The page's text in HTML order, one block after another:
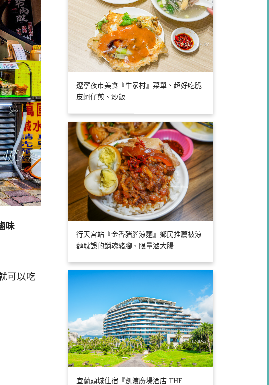
味
可以吃
遼寧夜市美食『牛家村』菜單、超好吃脆
皮蚵仔煎、炒飯
行天宮站『金香豬腳涼麵』鄉民推薦被涼
麵耽誤的銷魂豬腳、限量滷大腸
宜蘭頭城住宿『凱渡廣場酒店 THE